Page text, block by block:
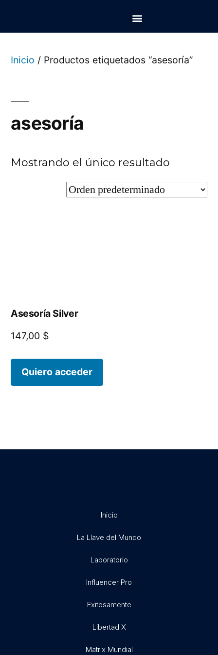
Inicio / Productos etiquetados “asesoría”
asesoría
Mostrando el único resultado
Asesoría Silver
147,00 $
Quiero acceder
Inicio
La Llave del Mundo
Laboratorio
Influencer Pro
Exitosamente
Libertad X
Matrix Mundial